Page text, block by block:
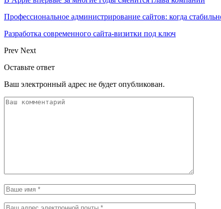
Профессиональное администрирование сайтов: когда
Разработка современного сайта-визитки под ключ
Prev Next
Оставьте ответ
Ваш электронный адрес не будет опубликован.